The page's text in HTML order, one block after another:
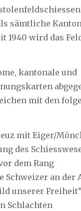
sämtliche
1940 wird das
kantonale und
mit den
mit Eiger/
des
dem Rang
Schweizer an der
unserer
Schlachten